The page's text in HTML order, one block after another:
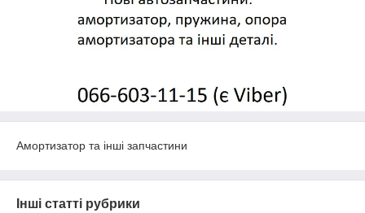
Амортизатор та інші запчастини
Інші статті рубрики